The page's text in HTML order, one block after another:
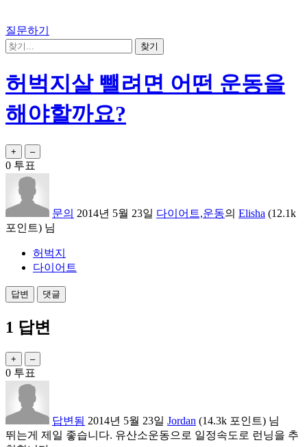
질문하기
허벅지살 뺄려면 어떤 운동을
해야할까요?
0 투표
문의 2014년 5월 23일 다이어트,운동의 Elisha (12.1k
포인트) 님
허벅지
다이어트
1 답변
0 투표
답변됨 2014년 5월 23일 Jordan (14.3k 포인트) 님
뛰는게 제일 좋습니다. 유산소운동으로 일정속도로 런닝을 추